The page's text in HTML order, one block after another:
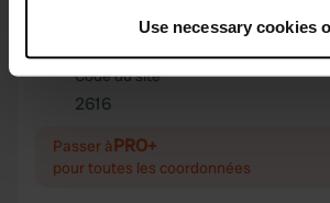
Collect information about your
which can be accurate to within
specific characteristics
Find out more about how your personal
and set your preferences in the
Use necessary cookies
53.33758 7.18362
Code du site
2616
Passer àPRO+
pour toutes les coordonnées